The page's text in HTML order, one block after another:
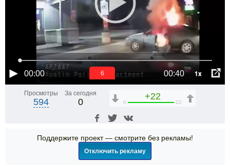
00:00 00:40 1x
6
Просмотры
594
За сегодня
0
+22
0 22
Поддержите проект — смотрите без рекламы!
Отключить рекламу